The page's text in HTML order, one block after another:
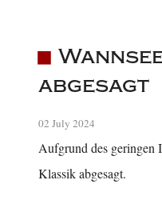
abgesagt
02 July 2024
Aufgrund des geringen
Klassik abgesagt.